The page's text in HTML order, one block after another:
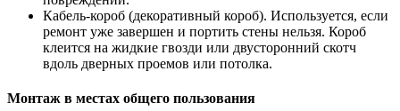
Кабель-короб (декоративный короб). Используется, если
ремонт уже завершен и портить стены нельзя. Короб
клеится на жидкие гвозди или двусторонний скотч
вдоль дверных проемов или потолка.
Монтаж в местах общего пользования